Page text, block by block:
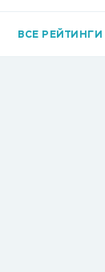
ВСЕ РЕЙТИНГИ